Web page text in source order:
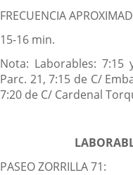
FRECUENCIA
15-16 min.
Nota: Laborables:
Parc. 21, 7:15 de C/
7:20 de C/ Cardenal
PASEO ZORRILLA 71: